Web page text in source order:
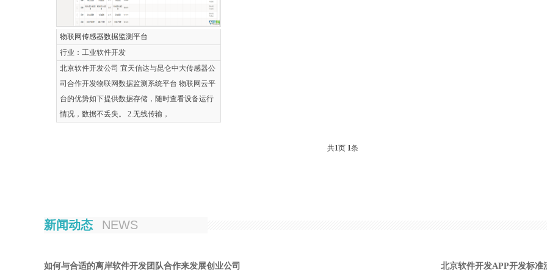
物联网传感器数据监测平台
行业：工业软件开发
北京软件开发公司 宜天信达与昆仑中大传感器公
司合作开发物联网数据监测系统平台 物联网云平
台的优势如下提供数据存储，随时查看设备运行
情况，数据不丢失。 2.无线传输，
共1页 1条
新闻动态 NEWS
如何与合适的离岸软件开发团队合作来发展创业公司 北京软件开发APP开发标准